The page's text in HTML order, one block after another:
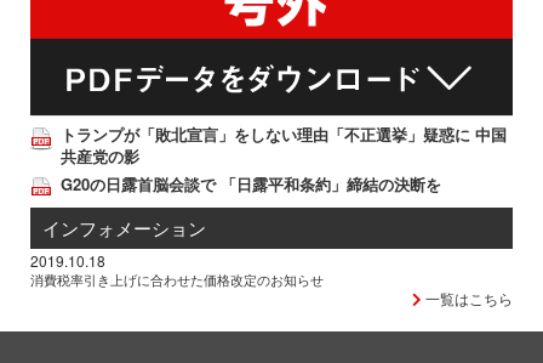
トランプが「敗北宣言」をしない理由「不正選挙」疑惑に 中国
共産党の影
G20の日露首脳会談で 「日露平和条約」締結の決断を
インフォメーション
2019.10.18
消費税率引き上げに合わせた価格改定のお知らせ
一覧はこちら